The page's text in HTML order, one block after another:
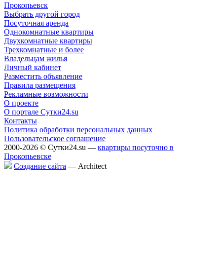
Прокопьевск
Выбрать другой город
Посуточная аренда
Однокомнатные квартиры
Двухкомнатные квартиры
Трехкомнатные и более
Владельцам жилья
Личный кабинет
Разместить объявление
Правила размещения
Рекламные возможности
О проекте
О портале Сутки24.su
Контакты
Политика обработки персональных данных
Пользовательское соглашение
2000-2026 © Сутки24.su — квартиры посуточно в
Прокопьевске
Создание сайта — Аrchitect